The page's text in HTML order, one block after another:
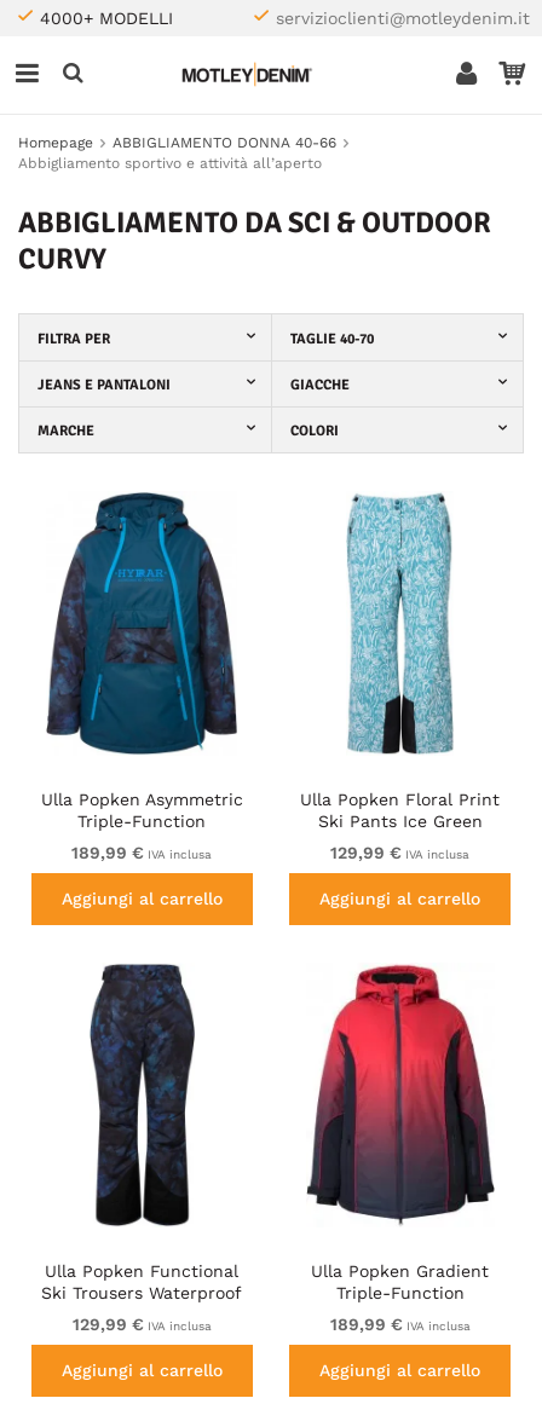
4000+ MODELLI servizioclienti@motleydenim.it
Homepage
ABBIGLIAMENTO DONNA 40-66
Abbigliamento sportivo e attività all’aperto
ABBIGLIAMENTO DA SCI & OUTDOOR
CURVY
FILTRA PER TAGLIE 40-70
JEANS E PANTALONI GIACCHE
MARCHE COLORI
Ulla Popken Asymmetric
Triple-Function
Performance Ski Jacket
Teal
189,99 € IVA inclusa
Aggiungi al carrello
Ulla Popken Floral Print
Ski Pants Ice Green
129,99 € IVA inclusa
Aggiungi al carrello
Ulla Popken Functional
Ski Trousers Waterproof
Velcro Closure Navy
129,99 € IVA inclusa
Aggiungi al carrello
Ulla Popken Gradient
Triple-Function
Performance Ski Jacket
Navy
189,99 € IVA inclusa
Aggiungi al carrello